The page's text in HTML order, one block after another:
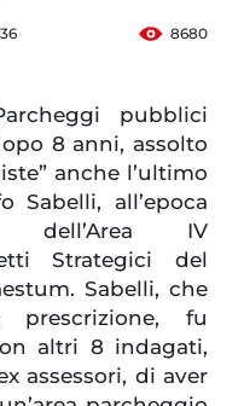
8680
pubblici
8 anni, assolto
anche l’ultimo
Sabelli, all’epoca
dell’Area IV
Strategici del
Sabelli, che
prescrizione, fu
altri 8 indagati,
assessori, di aver